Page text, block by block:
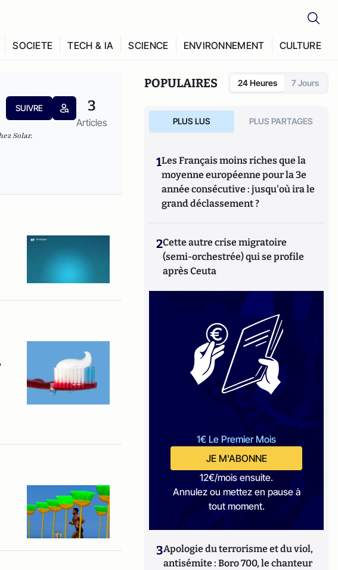
SOCIETE TECH & IA SCIENCE ENVIRONNEMENT CULTURE
SUIVRE 3
Articles
Solar.
POPULAIRES 24 Heures 7 Jours
PLUS LUS PLUS PARTAGES
1Les Français moins riches que la
moyenne européenne pour la 3e
année consécutive : jusqu'où ira le
grand déclassement ?
2Cette autre crise migratoire
(semi-orchestrée) qui se profile
après Ceuta
1€ Le Premier Mois
JE M'ABONNE
12€/mois ensuite.
Annulez ou mettez en pause à
tout moment.
3Apologie du terrorisme et du viol,
antisémite : Boro 700, le chanteur